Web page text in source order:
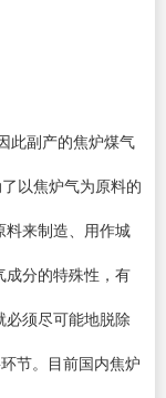
副产的焦炉煤气
以焦炉气为原料的
料来制造、用作城
成分的特殊性，有
必须尽可能地脱除
节。目前国内焦炉